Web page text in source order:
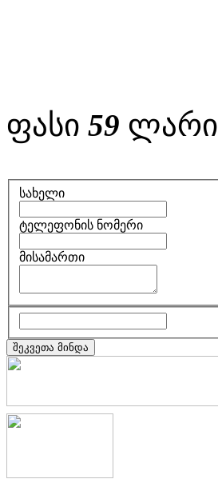
ფასი 59 ლარი
სახელი
ტელეფონის ნომერი
მისამართი